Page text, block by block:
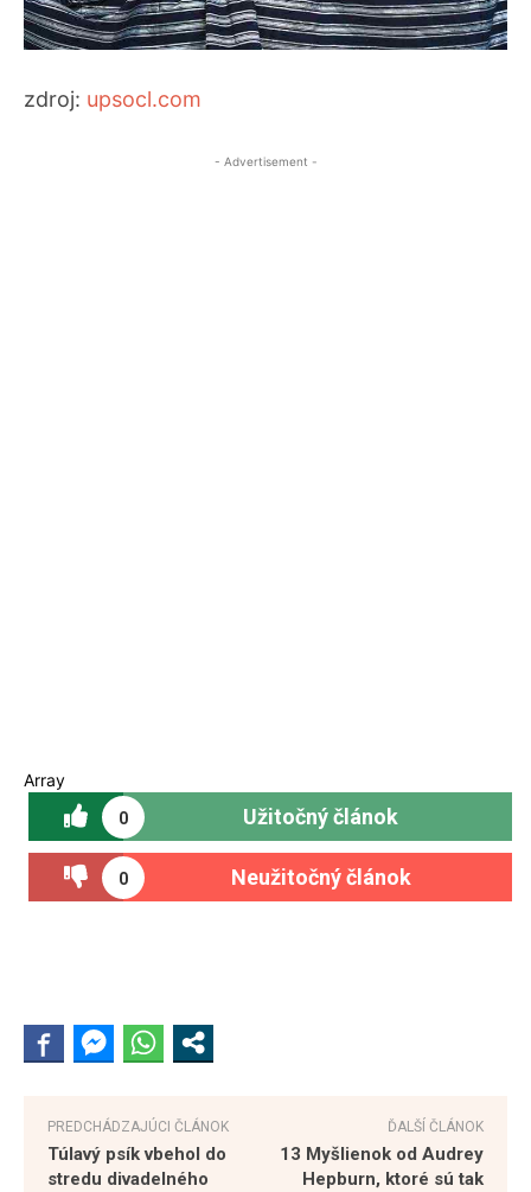
zdroj: upsocl.com
- Advertisement -
Array
0 Užitočný článok
0 Neužitočný článok
PREDCHÁDZAJÚCI ČLÁNOK
Túlavý psík vbehol do
stredu divadelného
ĎALŠÍ ČLÁNOK
13 Myšlienok od Audrey
Hepburn, ktoré sú tak